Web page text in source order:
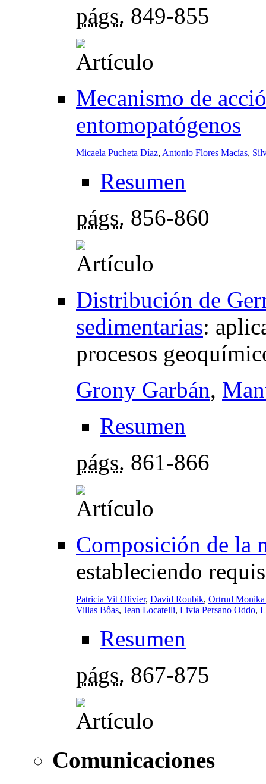
págs. 849-855
Mecanismo de
entomopatógenos
Micaela Pucheta Díaz, Antonio Flores Macías,
Resumen
págs. 856-860
Distribución de
sedimentarias:
procesos
Grony Garbán,
Resumen
págs. 861-866
Composición de la
estableciendo
Patricia Vit Olivier, David Roubik, Ortrud
Villas Bôas, Jean Locatelli, Livia Persano Oddo,
Resumen
págs. 867-875
Comunicaciones